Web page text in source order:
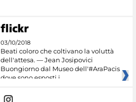
03/10/2018
Beati coloro che coltivano la voluttà
dell'attesa. — Jean Josipovici
Buongiorno dal Museo dell'#AraPacis
dove sono esposti i